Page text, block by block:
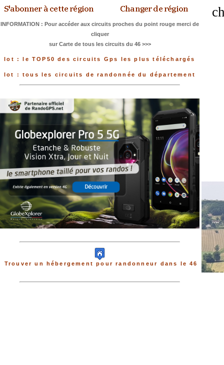
INFORMATION : Pour accéder aux circuits proches du point rouge merci de
cliquer
sur Carte de tous les circuits du 46 >>>
lot : le TOP50 des circuits Gps les plus téléchargés
lot : tous les circuits de randonnée du département
Trouver un hébergement pour randonneur dans le 46